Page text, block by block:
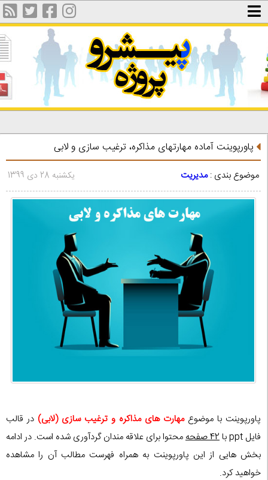
پاورپوینت آماده مهارتهای مذاکره، ترغیب سازی و لابی
موضوع بندی :مدیریت یکشنبه 28 دی 1399
پاورپوینت با موضوع مهارت های مذاکره و ترغیب سازی (لابی)در قالب
فایل ppt با
42 صفحه
محتوا برای علاقه مندان گردآوری شده است. در ادامه
بخش هایی از این پاورپوینت به همراه فهرست مطالب آن را مشاهده
خواهید کرد.